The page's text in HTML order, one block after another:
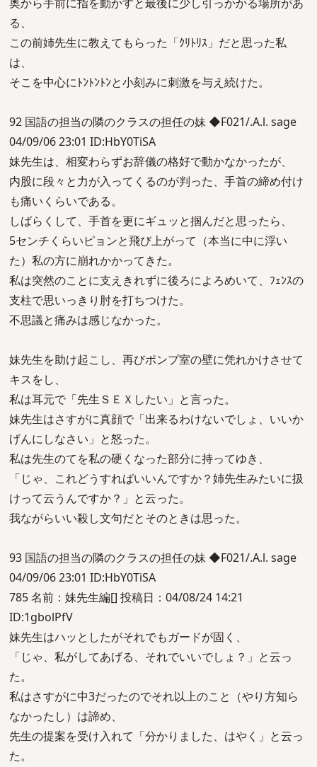
る、
この前姉先生に教えてもらった「ｸﾘﾄﾘｽ」だと思った私
は、
そこを中心にﾄﾝﾄﾝﾄﾝと小刻みに刺激を与え続けた。
92 国語の担当の隣のクラスの担任の妹 ◆F021/.A.l. sage
04/09/06 23:01 ID:HbY0TiSA
妹先生は、相変わらずお辞儀の格好で動かなかったが、
内股に段々と力が入ってくるのが判った、手首の締め付け
も痛いくらいである。
しばらくして、手首を更にギュッと掴んだと思ったら、
5センチくらいピョンと飛び上がって（本当に中に浮い
た）私の方に崩れかかってきた。
私は突然のことに支えきれずに後ろによろめいて、ﾌｪﾝｽの
支柱で思いっきり肘を打ちつけた。
不思議と痛みは感じなかった。
妹先生を助け起こし、再びポンプ室の壁に凭れかけさせて
キスをし、
私は耳元で「先生ＳＥＸしたい」と言った。
妹先生はさすがに真顔で「出来るわけないでしょ、いいか
げんにしなさい」と怒った。
私は先生のてを私の硬くなった部分に持ってゆき、
「じゃ、これどうすればいいんですか？姉先生みたいに扱
けって云うんですか？」と云った。
我ながらいい殺し文句だとそのときは思った。
93 国語の担当の隣のクラスの担任の妹 ◆F021/.A.l. sage
04/09/06 23:01 ID:HbY0TiSA
785 名前：妹先生編[] 投稿日：04/08/24 14:21
ID:1gbolPfV
妹先生はハッとしたがそれでもガードが固く、
「じゃ、私がしてあげる、それでいいでしょ？」と云っ
た。
私はさすがに中3だったのでそれ以上のこと（やり方知ら
なかったし）は諦め、
先生の提案を受け入れて「分かりました、はやく」と云っ
た。